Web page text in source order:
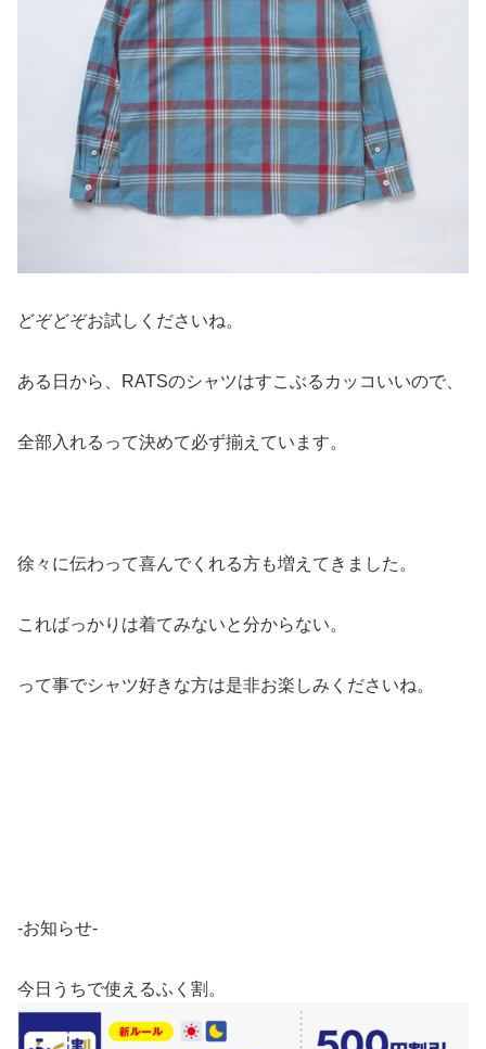
どぞどぞお試しくださいね。
ある日から、RATSのシャツはすこぶるカッコいいので、
全部入れるって決めて必ず揃えています。
徐々に伝わって喜んでくれる方も増えてきました。
こればっかりは着てみないと分からない。
って事でシャツ好きな方は是非お楽しみくださいね。
-お知らせ-
今日うちで使えるふく割。